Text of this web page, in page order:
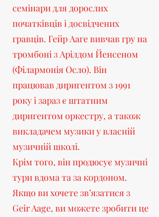
семінари для дорослих
початківців і досвідчених
гравців. Гейр Ааге вивчав гру на
тромбоні з Арілдом Йенсеном
(Філармонія Осло). Він
працював диригентом з 1991
року і зараз є штатним
диригентом оркестру, а також
викладачем музики у власній
музичній школі.
Крім того, він продюсує музичні
тури вдома та за кордоном.
Якщо ви хочете зв’язатися з
Geir Aage, ви можете зробити це